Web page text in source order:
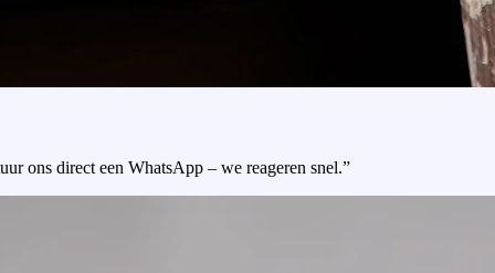
ons direct een WhatsApp – we reageren snel.”